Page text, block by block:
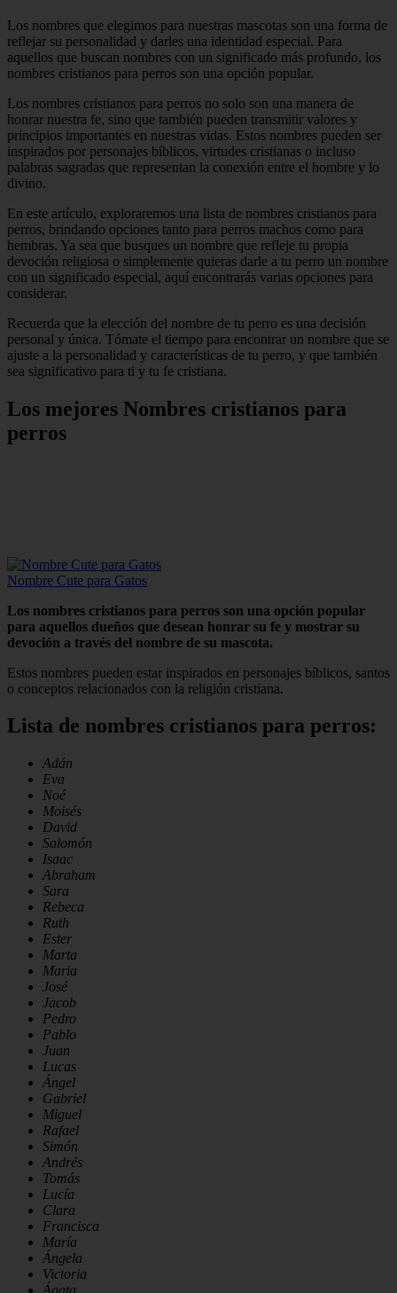
Los nombres que elegimos para nuestras mascotas son una forma de
reflejar su personalidad y darles una identidad especial. Para
aquellos que buscan nombres con un significado más profundo, los
nombres cristianos para perros son una opción popular.
Los nombres cristianos para perros no solo son una manera de
honrar nuestra fe, sino que también pueden transmitir valores y
principios importantes en nuestras vidas. Estos nombres pueden ser
inspirados por personajes bíblicos, virtudes cristianas o incluso
palabras sagradas que representan la conexión entre el hombre y lo
divino.
En este artículo, exploraremos una lista de nombres cristianos para
perros, brindando opciones tanto para perros machos como para
hembras. Ya sea que busques un nombre que refleje tu propia
devoción religiosa o simplemente quieras darle a tu perro un nombre
con un significado especial, aquí encontrarás varias opciones para
considerar.
Recuerda que la elección del nombre de tu perro es una decisión
personal y única. Tómate el tiempo para encontrar un nombre que se
ajuste a la personalidad y características de tu perro, y que también
sea significativo para ti y tu fe cristiana.
Los mejores Nombres cristianos para
perros
Nombre Cute para Gatos
Los nombres cristianos para perros son una opción popular
para aquellos dueños que desean honrar su fe y mostrar su
devoción a través del nombre de su mascota.
Estos nombres pueden estar inspirados en personajes bíblicos, santos
o conceptos relacionados con la religión cristiana.
Lista de nombres cristianos para perros:
Adán
Eva
Noé
Moisés
David
Salomón
Isaac
Abraham
Sara
Rebeca
Ruth
Ester
Marta
Maria
José
Jacob
Pedro
Pablo
Juan
Lucas
Ángel
Gabriel
Miguel
Rafael
Simón
Andrés
Tomás
Lucía
Clara
Francisca
María
Ángela
Victoria